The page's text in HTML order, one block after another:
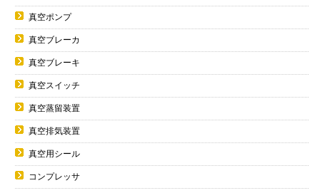
真空ポンプ
真空ブレーカ
真空ブレーキ
真空スイッチ
真空蒸留装置
真空排気装置
真空用シール
コンプレッサ